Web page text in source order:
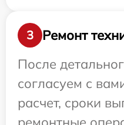
3
Ремонт
После
согласуем с
расчет, сроки